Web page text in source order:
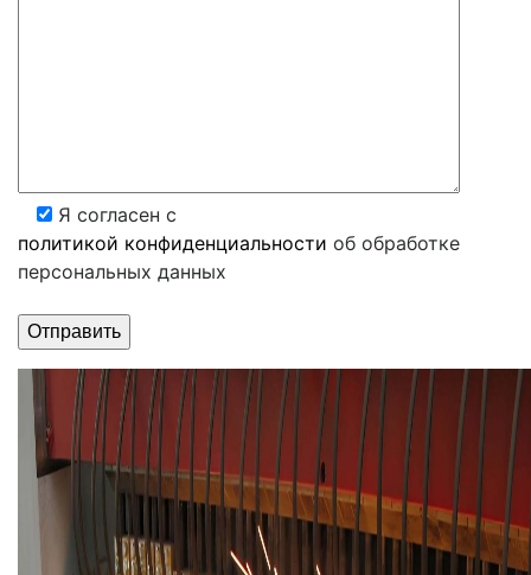
Я согласен с
политикой конфиденциальности об обработке
персональных данных